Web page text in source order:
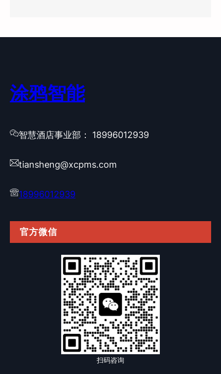
涂鸦智能
智慧酒店事业部： 18996012939
tiansheng@xcpms.com
18996012939
官方微信
扫码咨询